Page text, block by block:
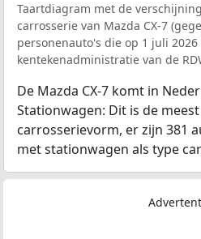
Taartdiagram met de
carrosserie van Mazda CX-7
personenauto's die op 1 juli
kentekenadministratie van de
De Mazda CX-7 komt in
Stationwagen: Dit is de
carrosserievorm, er zijn 381
met stationwagen als type